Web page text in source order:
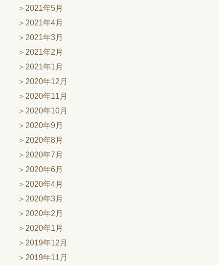
2021年5月
2021年4月
2021年3月
2021年2月
2021年1月
2020年12月
2020年11月
2020年10月
2020年9月
2020年8月
2020年7月
2020年6月
2020年4月
2020年3月
2020年2月
2020年1月
2019年12月
2019年11月